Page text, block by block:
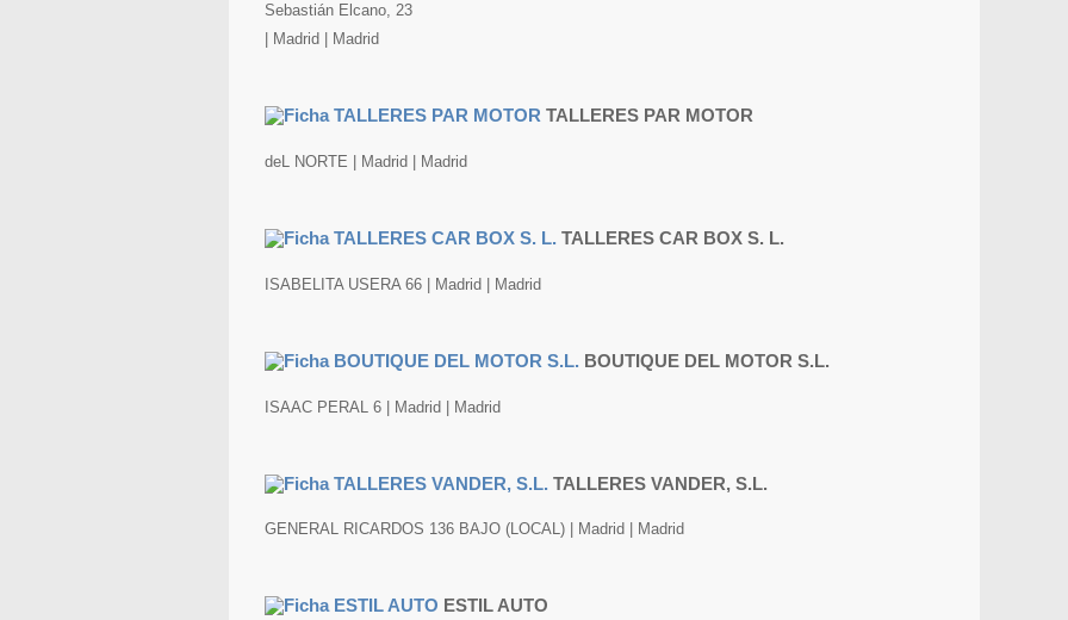
Sebastián Elcano, 23
| Madrid | Madrid
TALLERES PAR MOTOR
deL NORTE | Madrid | Madrid
TALLERES CAR BOX S. L.
ISABELITA USERA 66 | Madrid | Madrid
BOUTIQUE DEL MOTOR S.L.
ISAAC PERAL 6 | Madrid | Madrid
TALLERES VANDER, S.L.
GENERAL RICARDOS 136 BAJO (LOCAL) | Madrid | Madrid
ESTIL AUTO